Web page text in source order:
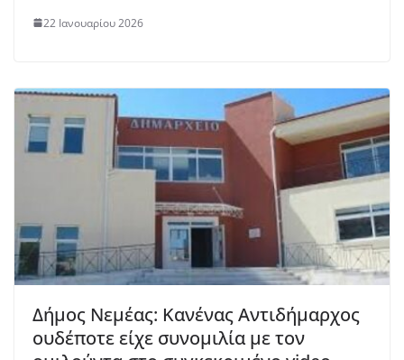
22 Ιανουαρίου 2026
Δήμος Νεμέας: Κανένας Αντιδήμαρχος
ουδέποτε είχε συνομιλία με τον